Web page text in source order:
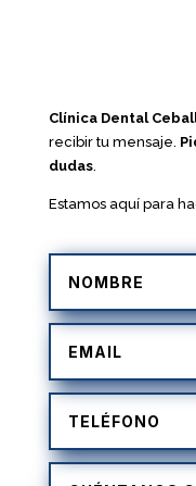
Clínica Dental
recibir tu mensaje.
dudas.
Estamos aquí para